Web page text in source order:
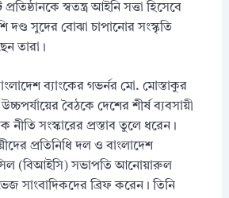
স্বতন্ত্র আইনি সত্তা হিসেবে
দণ্ড সুদের বোঝা চাপানোর সংস্কৃতি
তারা।
ব্যাংকের গভর্নর মো. মোস্তাকুর
বৈঠকে দেশের শীর্ষ ব্যবসায়ী
নীতি সংস্কারের প্রস্তাব তুলে ধরেন।
প্রতিনিধি দল ও বাংলাদেশ
(বিআইসি) সভাপতি আনোয়ারুল
সাংবাদিকদের ব্রিফ করেন। তিনি